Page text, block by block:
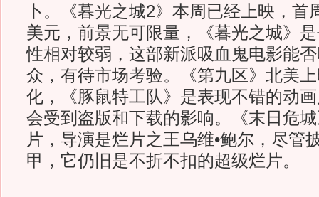
卜。《暮光之城2》本周已经上映，首
美元，前景无可限量，《暮光之城》
性相对较弱，这部新派吸血鬼电影能
众，有待市场考验。《第九区》北美
化，《豚鼠特工队》是表现不错的动
会受到盗版和下载的影响。《末日危
片，导演是烂片之王乌维•鲍尔，尽管
甲，它仍旧是不折不扣的超级烂片。